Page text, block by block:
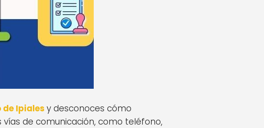
Ipiales y desconoces cómo
de comunicación, como teléfono,